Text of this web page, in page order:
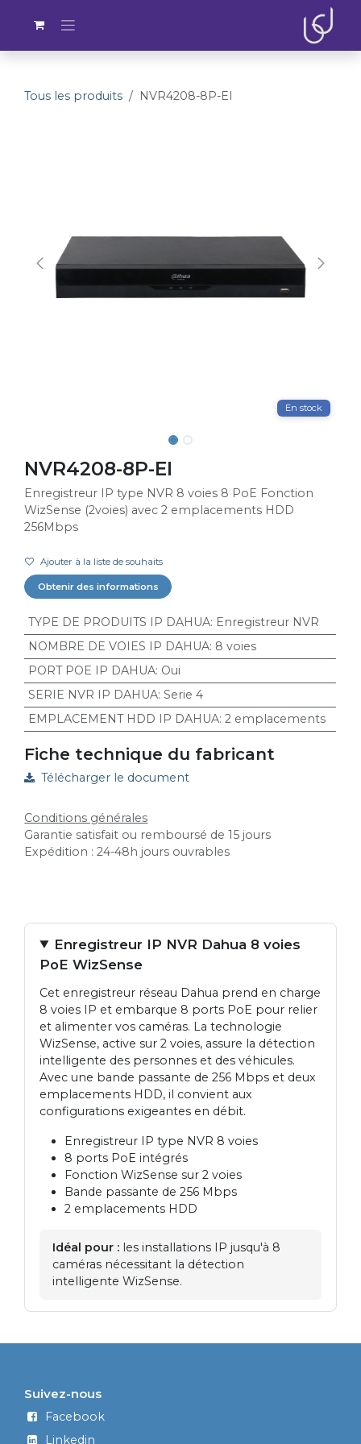
Tous les produits NVR4208-8P-EI
En stock
NVR4208-8P-EI
Enregistreur IP type NVR 8 voies 8 PoE Fonction
WizSense (2voies) avec 2 emplacements HDD
256Mbps
Ajouter à la liste de souhaits
Obtenir des informations
TYPE DE PRODUITS IP DAHUA: Enregistreur NVR
NOMBRE DE VOIES IP DAHUA: 8 voies
PORT POE IP DAHUA: Oui
SERIE NVR IP DAHUA: Serie 4
EMPLACEMENT HDD IP DAHUA: 2 emplacements
Fiche technique du fabricant
Télécharger le document
Conditions générales
Garantie satisfait ou remboursé de 15 jours
Expédition : 24-48h jours ouvrables
Enregistreur IP NVR Dahua 8 voies
PoE WizSense
Cet enregistreur réseau Dahua prend en charge
8 voies IP et embarque 8 ports PoE pour relier
et alimenter vos caméras. La technologie
WizSense, active sur 2 voies, assure la détection
intelligente des personnes et des véhicules.
Avec une bande passante de 256 Mbps et deux
emplacements HDD, il convient aux
configurations exigeantes en débit.
Enregistreur IP type NVR 8 voies
8 ports PoE intégrés
Fonction WizSense sur 2 voies
Bande passante de 256 Mbps
2 emplacements HDD
Idéal pour : les installations IP jusqu'à 8
caméras nécessitant la détection
intelligente WizSense.
Suivez-nous
Facebook
Linkedin